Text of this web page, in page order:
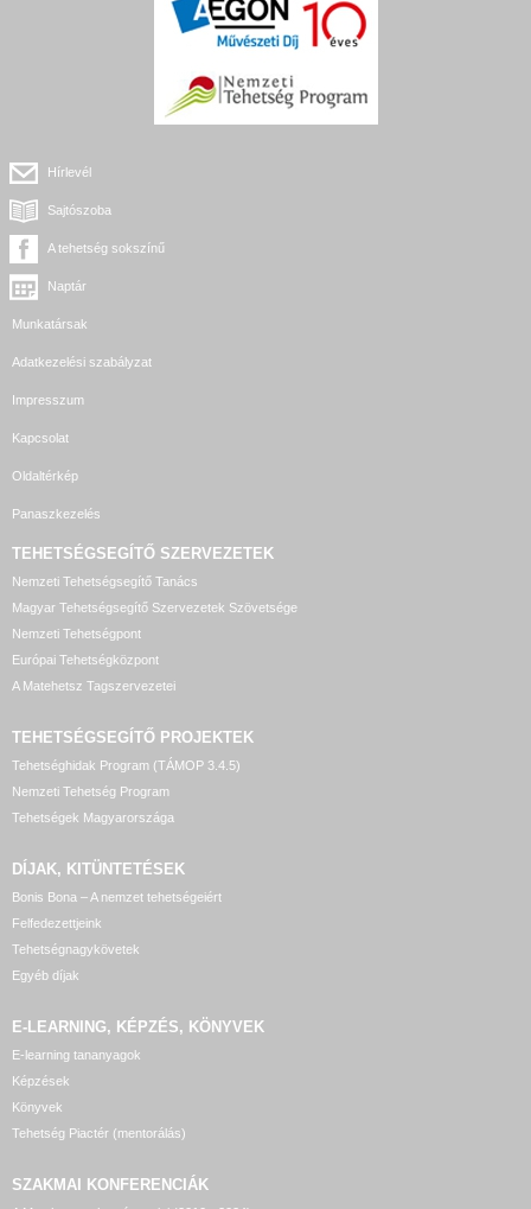
Hírlevél
Sajtószoba
A tehetség sokszínű
Naptár
Munkatársak
Adatkezelési szabályzat
Impresszum
Kapcsolat
Oldaltérkép
Panaszkezelés
TEHETSÉGSEGÍTŐ SZERVEZETEK
Nemzeti Tehetségsegítő Tanács
Magyar Tehetségsegítő Szervezetek Szövetsége
Nemzeti Tehetségpont
Európai Tehetségközpont
A Matehetsz Tagszervezetei
TEHETSÉGSEGÍTŐ PROJEKTEK
Tehetséghidak Program (TÁMOP 3.4.5)
Nemzeti Tehetség Program
Tehetségek Magyarországa
DÍJAK, KITÜNTETÉSEK
Bonis Bona – A nemzet tehetségeiért
Felfedezettjeink
Tehetségnagykövetek
Egyéb díjak
E-LEARNING, KÉPZÉS, KÖNYVEK
E-learning tananyagok
Képzések
Könyvek
Tehetség Piactér (mentorálás)
SZAKMAI KONFERENCIÁK